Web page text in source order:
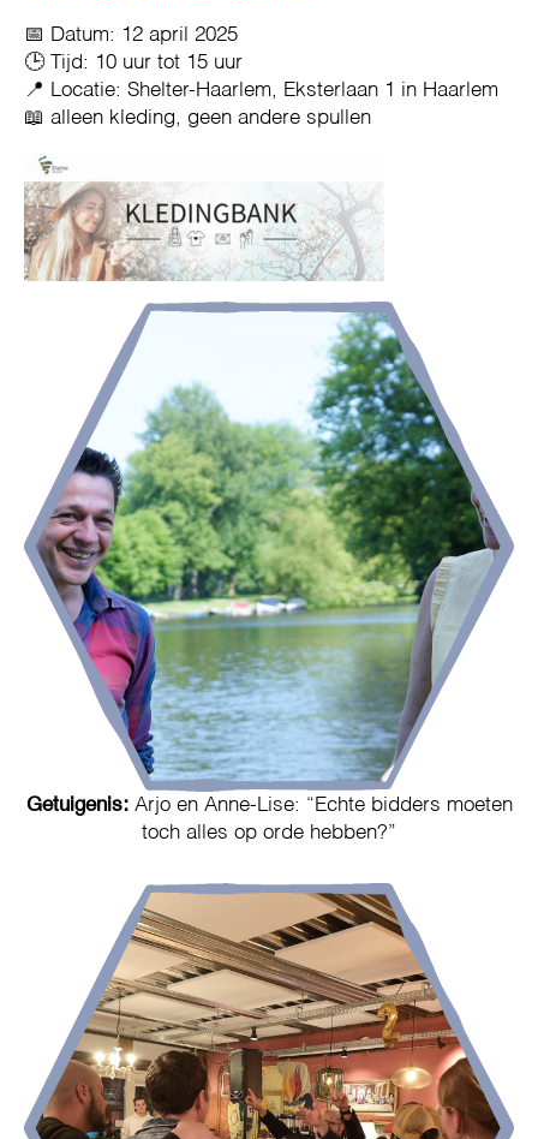
📅 Datum: 12 april 2025
🕒 Tijd: 10 uur tot 15 uur
📍 Locatie: Shelter-Haarlem, Eksterlaan 1 in Haarlem
📖 alleen kleding, geen andere spullen
Getuigenis: Arjo en Anne-Lise: “Echte bidders moeten
toch alles op orde hebben?”